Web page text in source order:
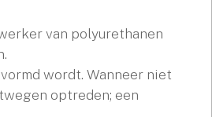
van polyurethanen
wordt. Wanneer niet
optreden; een